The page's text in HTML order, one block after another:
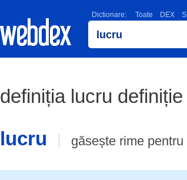
Dictionare: Toate DEX
definiția lucru
lucru
găsește rime pentru